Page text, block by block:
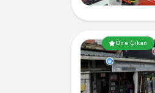
Öne Çıkan